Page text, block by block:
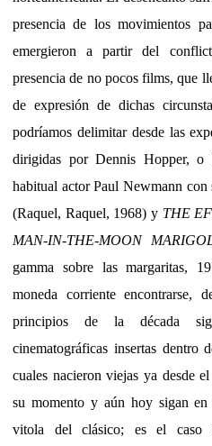
presencia de los movimientos
emergieron a partir del
presencia de no pocos films, que
de expresión de dichas
podríamos delimitar desde las
dirigidas por Dennis Hopper, o
habitual actor Paul Newmann con
(Raquel, Raquel, 1968) y THE
MAN-IN-THE-MOON
gamma sobre las margaritas,
moneda corriente encontrarse,
principios de la década
cinematográficas insertas dentro
cuales nacieron viejas ya desde
su momento y aún hoy sigan en
vitola del clásico; es el caso